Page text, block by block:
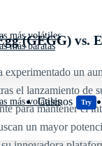
más volátiles
Casinos Try
más baratas
más volátiles
(GEGG) vs.
un
el lanzamiento de
para mantener el
un mayor